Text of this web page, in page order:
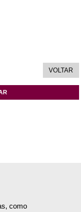
como
& Pagamentos